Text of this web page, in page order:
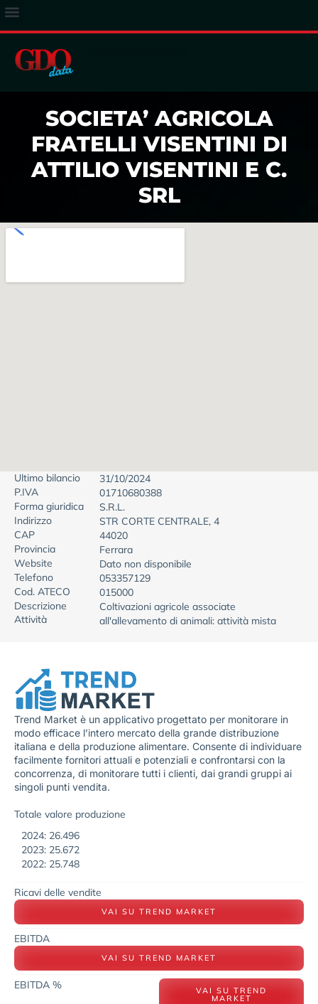
SOCIETA’ AGRICOLA
FRATELLI VISENTINI DI
ATTILIO VISENTINI E C.
SRL
Ultimo bilancio
31/10/2024
P.IVA
01710680388
Forma giuridica
S.R.L.
Indirizzo
STR CORTE CENTRALE, 4
CAP
44020
Provincia
Ferrara
Website
Dato non disponibile
Telefono
053357129
Cod. ATECO
015000
Descrizione
Attività
Coltivazioni agricole associate
all'allevamento di animali: attività mista
Trend Market è un applicativo progettato per monitorare in
modo efficace l’intero mercato della grande distribuzione
italiana e della produzione alimentare. Consente di individuare
facilmente fornitori attuali e potenziali e confrontarsi con la
concorrenza, di monitorare tutti i clienti, dai grandi gruppi ai
singoli punti vendita.
Totale valore produzione
2024: 26.496
2023: 25.672
2022: 25.748
Ricavi delle vendite
VAI SU TREND MARKET
EBITDA
VAI SU TREND MARKET
EBITDA % VAI SU TREND
MARKET